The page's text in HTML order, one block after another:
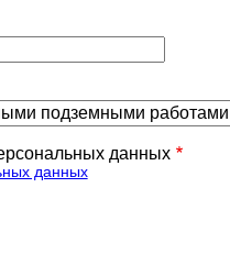
данных
данных